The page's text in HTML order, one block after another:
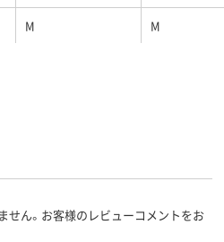
M M
せん。お客様のレビューコメントをお